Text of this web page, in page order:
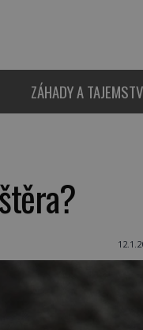
ZÁHADY A